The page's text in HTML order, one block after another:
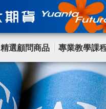
精選顧問商品 專業教學課